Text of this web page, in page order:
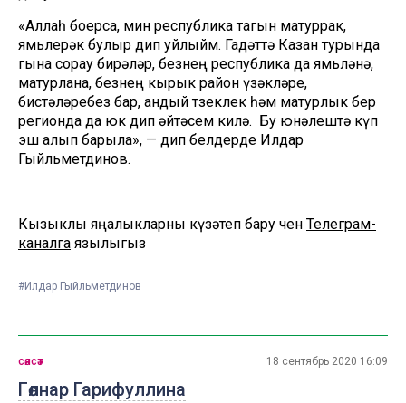
«Аллаһ боерса, мин республика тагын матуррак,
ямьлерәк булыр дип уйлыйм. Гадәттә Казан турында
гына сорау бирәләр, безнең республика да ямьләнә,
матурлана, безнең кырык район үзәкләре,
бистәләребез бар, андый төзеклек һәм матурлык бер
регионда да юк дип әйтәсем килә. Бу юнәлештә күп
эш алып барыла», — дип белдерде Илдар
Гыйльметдинов.
Кызыклы яңалыкларны күзәтеп бару өчен Телеграм-
каналга язылыгыз
#Илдар Гыйльметдинов
Гөлнар Гарифуллина
сәясәт 18 сентябрь 2020 16:09